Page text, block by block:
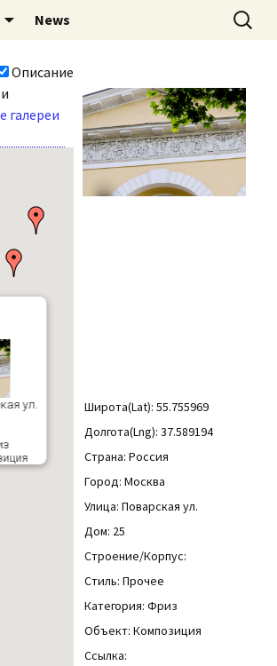
Незримый
mascaron.org
News Найти:
Описание
галереи
ул.
Широта(Lat): 55.755969
Долгота(Lng): 37.589194
Страна: Россия
Город: Москва
Улица: Поварская ул.
Дом: 25
Строение/Корпус:
Стиль: Прочее
Категория: Фриз
Объект: Композиция
Ссылка: